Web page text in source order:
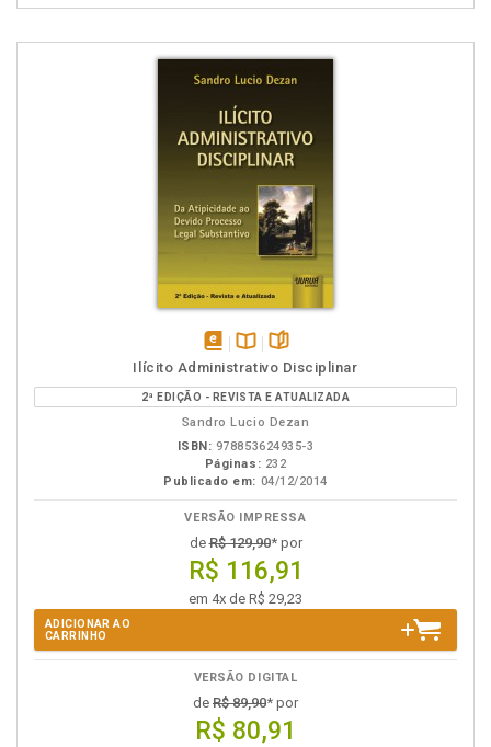
disponível
em
eBook
Disponível
na
B.V.
páginas
Ilícito Administrativo Disciplinar
2ª EDIÇÃO - REVISTA E ATUALIZADA
Sandro Lucio Dezan
ISBN: 978853624935-3
Páginas: 232
Publicado em: 04/12/2014
VERSÃO IMPRESSA
deR$ 129,90* por
R$ 116,91
em 4x de R$ 29,23
ADICIONAR AO
CARRINHO
VERSÃO DIGITAL
de R$ 89,90* por
R$ 80,91